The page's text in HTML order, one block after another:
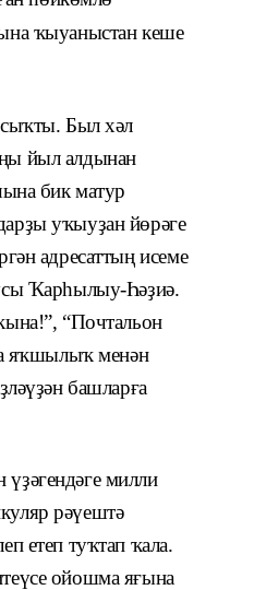
ҡыуаныстан кеше
сыҡты. Был хәл
йыл алдынан
бик матур
уҡыуҙан йөрәге
адресаттың исеме
Ҡарһылыу-Һәҙиә.
“Почтальон
яҡшылыҡ менән
башларға
милли
рәүештә
етеп туҡтап ҡала.
ойошма яғына